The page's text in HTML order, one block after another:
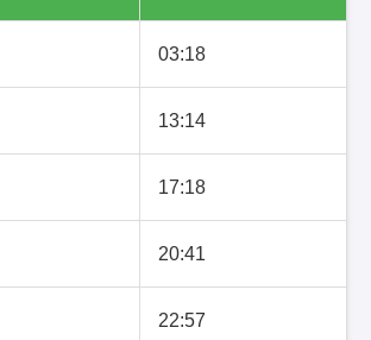
03:18
13:14
17:18
20:41
22:57